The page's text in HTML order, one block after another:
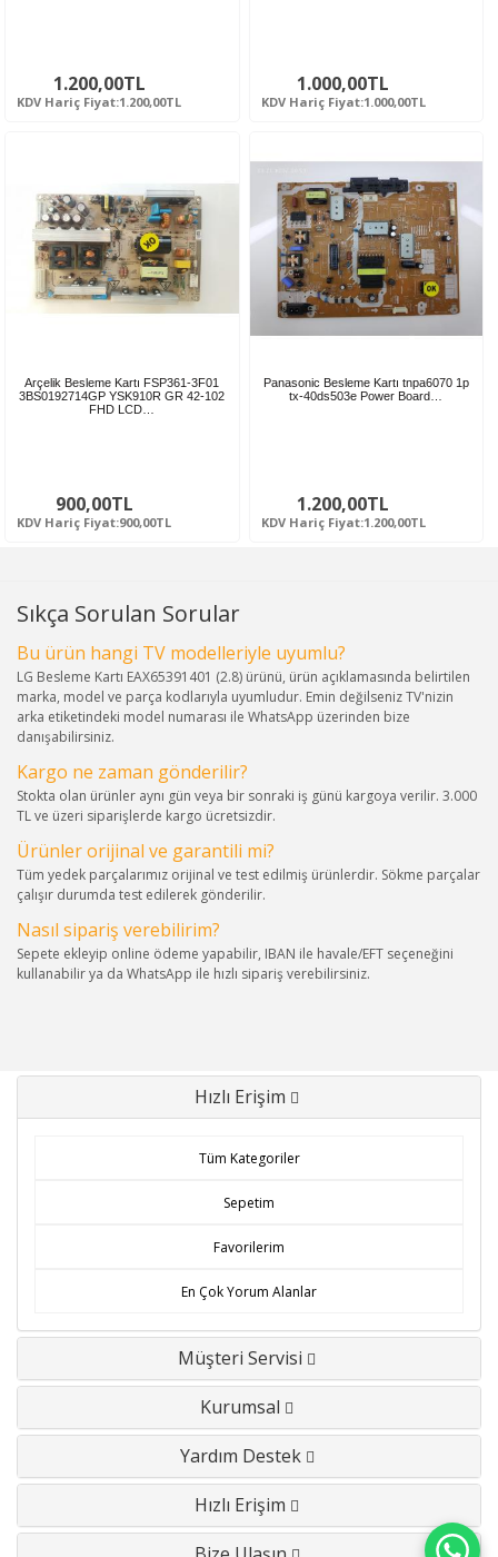
1.200,00TL
KDV Hariç Fiyat:1.200,00TL
1.000,00TL
KDV Hariç Fiyat:1.000,00TL
Arçelik Besleme Kartı FSP361-3F01
3BS0192714GP YSK910R GR 42-102
FHD LCD…
900,00TL
KDV Hariç Fiyat:900,00TL
Panasonic Besleme Kartı tnpa6070 1p
tx-40ds503e Power Board…
1.200,00TL
KDV Hariç Fiyat:1.200,00TL
Sıkça Sorulan Sorular
Bu ürün hangi TV modelleriyle uyumlu?
LG Besleme Kartı EAX65391401 (2.8) ürünü, ürün açıklamasında belirtilen
marka, model ve parça kodlarıyla uyumludur. Emin değilseniz TV'nizin
arka etiketindeki model numarası ile WhatsApp üzerinden bize
danışabilirsiniz.
Kargo ne zaman gönderilir?
Stokta olan ürünler aynı gün veya bir sonraki iş günü kargoya verilir. 3.000
TL ve üzeri siparişlerde kargo ücretsizdir.
Ürünler orijinal ve garantili mi?
Tüm yedek parçalarımız orijinal ve test edilmiş ürünlerdir. Sökme parçalar
çalışır durumda test edilerek gönderilir.
Nasıl sipariş verebilirim?
Sepete ekleyip online ödeme yapabilir, IBAN ile havale/EFT seçeneğini
kullanabilir ya da WhatsApp ile hızlı sipariş verebilirsiniz.
Hızlı Erişim
Tüm Kategoriler
Sepetim
Favorilerim
En Çok Yorum Alanlar
Müşteri Servisi
Kurumsal
Yardım Destek
Hızlı Erişim